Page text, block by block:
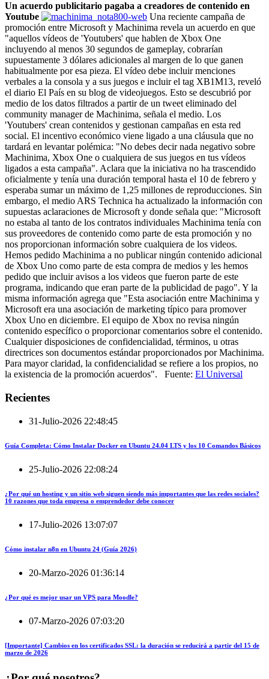
Un acuerdo publicitario pagaba a creadores de contenido en
Youtube
Una reciente campaña de
promoción entre Microsoft y Machinima revela un acuerdo en que
"aquellos vídeos de 'Youtubers' que hablen de Xbox One
incluyendo al menos 30 segundos de gameplay, cobrarían
supuestamente 3 dólares adicionales al margen de lo que ganen
habitualmente por esa pieza. El vídeo debe incluir menciones
verbales a la consola y a sus juegos e incluir el tag XB1M13, reveló
el diario El País en su blog de videojuegos. Esto se descubrió por
medio de los datos filtrados a partir de un tweet eliminado del
community manager de Machinima, señala el medio. Los
'Youtubers' crean contenidos y gestionan campañas en esta red
social. El incentivo económico viene ligado a una cláusula que no
tardará en levantar polémica: "No debes decir nada negativo sobre
Machinima, Xbox One o cualquiera de sus juegos en tus vídeos
ligados a esta campaña". Aclara que la iniciativa no ha trascendido
oficialmente y tenía una duración temporal hasta el 10 de febrero y
esperaba sumar un máximo de 1,25 millones de reproducciones. Sin
embargo, el medio ARS Technica ha actualizado la información con
supuestas aclaraciones de Microsoft y donde señala que: "Microsoft
no estaba al tanto de los contratos individuales Machinima tenía con
sus proveedores de contenido como parte de esta promoción y no
nos proporcionan información sobre cualquiera de los videos.
Hemos pedido Machinima a no publicar ningún contenido adicional
de Xbox Uno como parte de esta compra de medios y les hemos
pedido que incluir avisos a los videos que fueron parte de este
programa, indicando que eran parte de la publicidad de pago". Y la
misma información agrega que "Esta asociación entre Machinima y
Microsoft era una asociación de marketing típico para promover
Xbox Uno en diciembre. El equipo de Xbox no revisa ningún
contenido específico o proporcionar comentarios sobre el contenido.
Cualquier disposiciones de confidencialidad, términos, u otras
directrices son documentos estándar proporcionados por Machinima.
Para mayor claridad, la confidencialidad se refiere a los propios, no
la existencia de la promoción acuerdos". Fuente: El Universal
Recientes
31-Julio-2026 22:48:45
Guía Completa: Cómo Instalar Docker en Ubuntu 24.04 LTS y los 10 Comandos Básicos
25-Julio-2026 22:08:24
¿Por qué un hosting y un sitio web siguen siendo más importantes que las redes sociales?
10 razones que toda empresa o emprendedor debe conocer
17-Julio-2026 13:07:07
Cómo instalar n8n en Ubuntu 24 (Guía 2026)
20-Marzo-2026 01:36:14
¿Por qué es mejor usar un VPS para Moodle?
07-Marzo-2026 07:03:20
[Importante] Cambios en los certificados SSL: la duración se reducirá a partir del 15 de
marzo de 2026